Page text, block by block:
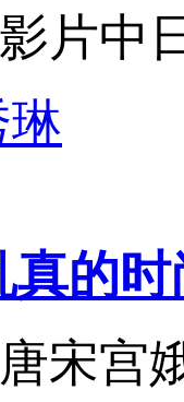
片
真的时
宋宫